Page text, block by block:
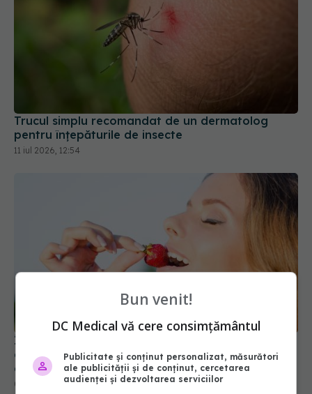
Trucul simplu recomandat de un dermatolog
pentru înțepăturile de insecte
11 iul 2026, 12:54
Începe-ți ziua cu o căpșună și alte 14 obiceiuri
care îți pot schimba starea de spirit, somnul și
energia
07 iul 2026, 21:48
Bun venit!
DC Medical vă cere consimțământul
Publicitate și conținut personalizat, măsurători
ale publicității și de conținut, cercetarea
audienței și dezvoltarea serviciilor